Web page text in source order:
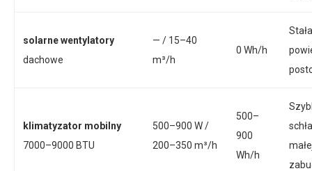
solarne wentylatory
dachowe
— / 15–40
m³/h
0 Wh/h
klimatyzator mobilny
7000–9000 BTU
500–900 W /
200–350 m³/h
500–
900
Wh/h